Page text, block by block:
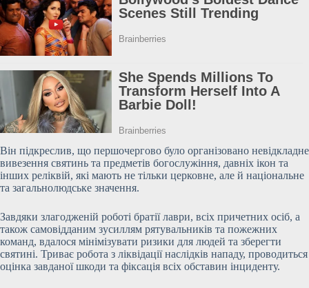
Він підкреслив, що першочергово було організовано невідкладне
вивезення святинь та предметів богослужіння, давніх ікон та
інших реліквій, які мають не тільки церковне, але й національне
та загальнолюдське значення.
Завдяки злагодженій роботі братії лаври, всіх причетних осіб, а
також самовідданим зусиллям рятувальників та пожежних
команд, вдалося мінімізувати ризики для людей та зберегти
святині. Триває робота з ліквідації наслідків нападу, проводиться
оцінка завданої шкоди та фіксація всіх обставин інциденту.